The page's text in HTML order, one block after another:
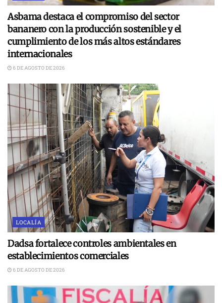
Asbama destaca el compromiso del sector
bananero con la producción sostenible y el
cumplimiento de los más altos estándares
internacionales
6 DE AGOSTO DE 2026
LOCALÍA
Dadsa fortalece controles ambientales en
establecimientos comerciales
6 DE AGOSTO DE 2026